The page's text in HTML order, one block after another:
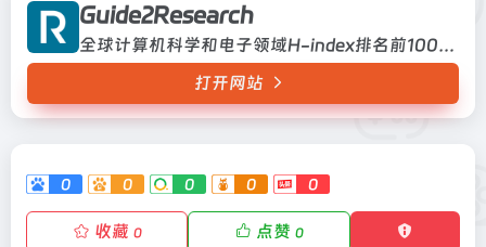
Guide2Research
全球计算机科学和电子领域H-index排名前1000的科学家
打开网站
0 0 0 0 0
收藏 0 点赞 0